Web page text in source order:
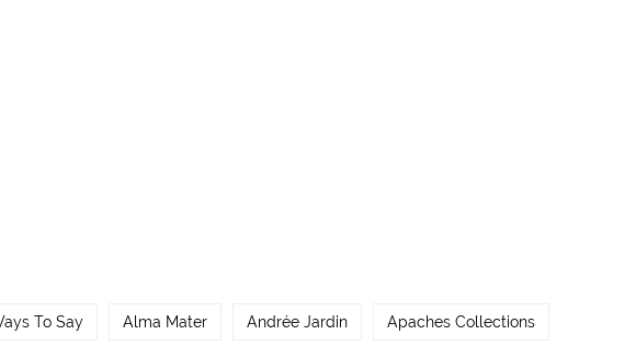
To Say Alma Mater Andrée Jardin Apaches Collections